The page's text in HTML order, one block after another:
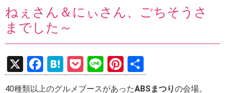
ねぇさん＆にぃさん、ごちそうさ
までした～
X
F
a
H
at
P
o
Li
n
Pi
nt 有
40種類以上のグルメブースがあったABSまつりの会場。